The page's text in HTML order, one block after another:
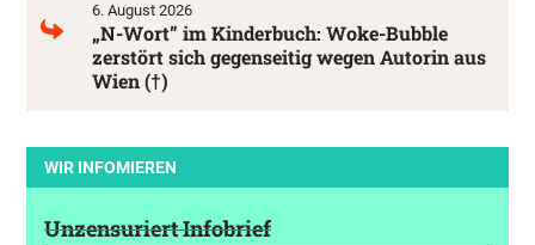
6. August 2026
„N-Wort” im Kinderbuch: Woke-Bubble
zerstört sich gegenseitig wegen Autorin aus
Wien (†)
WIR INFOMIEREN
Unzensuriert Infobrief